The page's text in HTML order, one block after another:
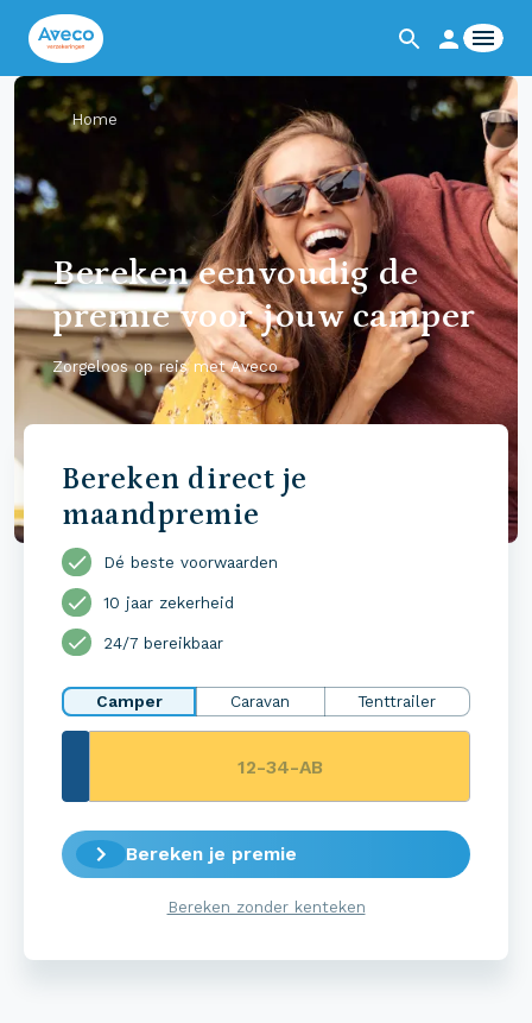
Home
Bereken eenvoudig de
premie voor jouw camper
Zorgeloos op reis met Aveco
Bereken direct je
maandpremie
Dé beste voorwaarden
10 jaar zekerheid
24/7 bereikbaar
Camper Caravan Tenttrailer
Bereken je premie
Bereken zonder kenteken